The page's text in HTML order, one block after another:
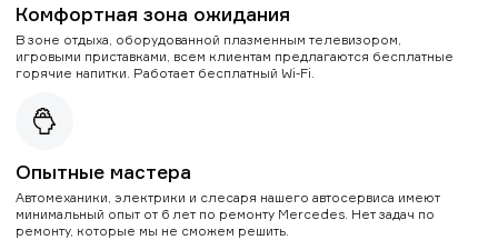
Комфортная зона ожидания
В зоне отдыха, оборудованной плазменным телевизором,
игровыми приставками, всем клиентам предлагаются бесплатные
горячие напитки. Работает бесплатный Wi-Fi.
Опытные мастера
Автомеханики, электрики и слесаря нашего автосервиса имеют
минимальный опыт от 6 лет по ремонту Mercedes. Нет задач по
ремонту, которые мы не сможем решить.